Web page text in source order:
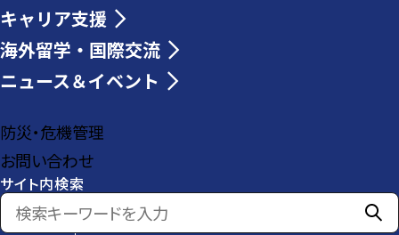
キャリア支援
海外留学・国際交流
ニュース＆イベント
防災・危機管理
お問い合わせ
サイト内検索